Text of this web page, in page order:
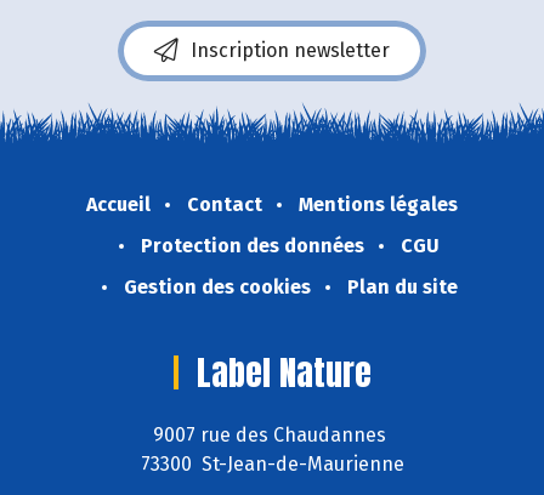
Inscription newsletter
Accueil Contact
Mentions légales
Protection des données
CGU
Gestion des cookies
Plan du site
Label Nature
9007 rue des Chaudannes
73300 St-Jean-de-Maurienne